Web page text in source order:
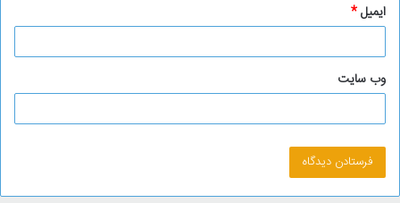
ایمیل*
وب‌ سایت